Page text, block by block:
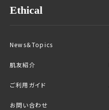
Ethical
News＆Topics
肌友紹介
ご利用ガイド
お問い合わせ